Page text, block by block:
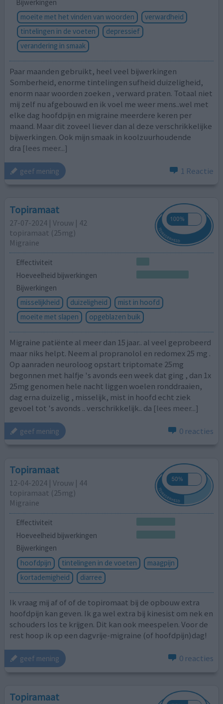
Bijwerkingen
moeite met het vinden van woorden
verwardheid
tintelingen in de voeten
depressief
verandering in smaak
Paar maanden gebruikt, heel veel bijwerkingen
Somberheid, enorme tintelingen sufheid duizeligheid,
enorm naar woorden zoeken , verward praten. Totaal niet
mij zelf nu afgebouwd en ik voel me weer mens..wel met
elke dag hoofdpijn en migraine meerdere keren per
maand. Maar dit zoveel liever dan al deze verschrikkelijke
bijwerkingen. Ook mijn smaak in koolzuurhoudende
dra [lees meer...]
geef mening 1 Reactie
Topiramaat
27-07-2024 | Vrouw | 42
topiramaat (25mg)
Migraine
Effectiviteit
Hoeveelheid bijwerkingen
Bijwerkingen
misselijkheid
duizeligheid
mist in hoofd
moeite met slapen
opgeblazen buik
Migraine patiënte al meer dan 15 jaar.. al veel geprobeerd
maar niks helpt. Neem al propranolol en redomex 25 mg .
Op aanraden neuroloog opstart triptomate 25mg
begonnen met halfje 's avonds een week dat ging , dan 1x
25mg genomen hele nacht liggen woelen ronddraaien,
dag erna duizelig , misselijk, mist in hoofd echt ziek
gevoel tot 's avonds .. verschrikkelijk.. da [lees meer...]
geef mening 0 reacties
Topiramaat
12-04-2024 | Vrouw | 44
topiramaat (25mg)
Migraine
Effectiviteit
Hoeveelheid bijwerkingen
Bijwerkingen
hoofdpijn
tintelingen in de voeten
maagpijn
kortademigheid
diarree
Ik vraag mij af of of de topiromaat bij de opbouw extra
hoofdpijn kan geven. Ik ga wel extra bij kinesist om nek en
schouders los te krijgen. Dit kan ook meespelen. Voor de
rest hoop ik op een dagvrije-migraine (of hoofdpijn)dag!
geef mening 0 reacties
Topiramaat